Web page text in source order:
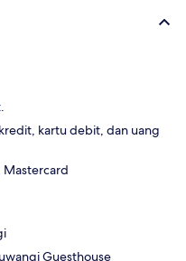
kartu debit, dan uang
Mastercard
Guesthouse